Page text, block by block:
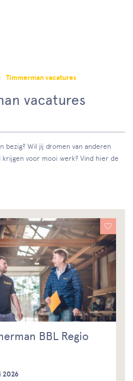
Timmerman vacatures
vacatures
bezig? Wil jij dromen van anderen
krijgen voor mooi werk? Vind hier de
BBL Regio
2026